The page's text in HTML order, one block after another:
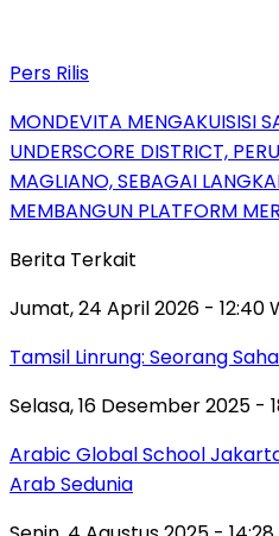
Pers Rilis
MONDEVITA MENGAKUISISI
UNDERSCORE DISTRICT,
MAGLIANO, SEBAGAI
MEMBANGUN PLATFORM
Berita Terkait
Jumat, 24 April 2026 - 12:40
Tamsil Linrung: Seorang
Selasa, 16 Desember 2025 -
Arabic Global School
Arab Sedunia